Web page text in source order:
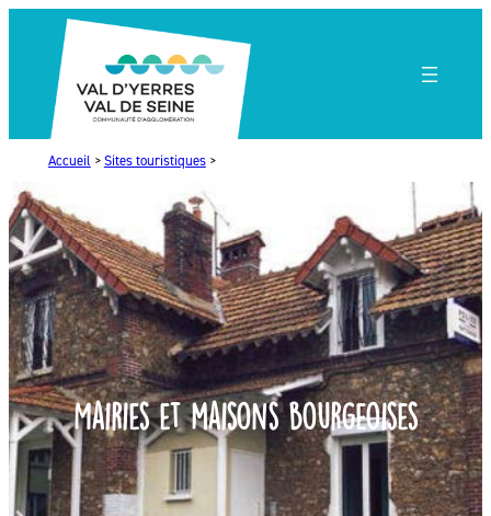
Accueil > Sites touristiques>
Mairies et maisons bourgeoises